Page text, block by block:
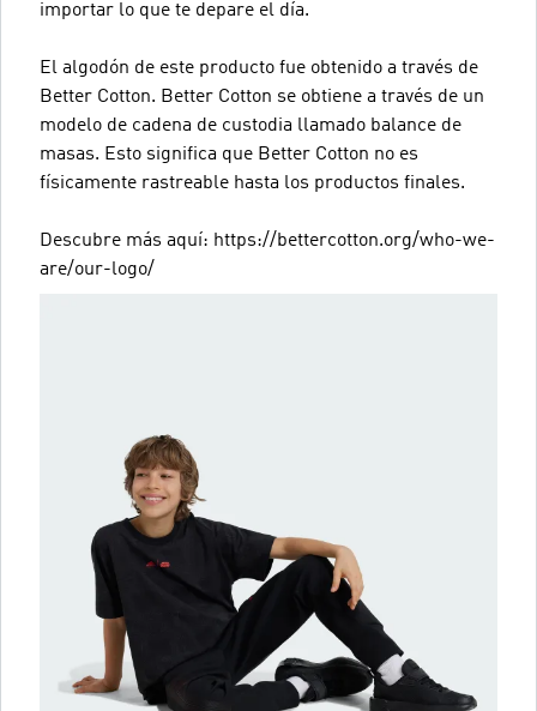
importar lo que te depare el día.
El algodón de este producto fue obtenido a través de
Better Cotton. Better Cotton se obtiene a través de un
modelo de cadena de custodia llamado balance de
masas. Esto significa que Better Cotton no es
físicamente rastreable hasta los productos finales.
Descubre más aquí: https://bettercotton.org/who-we-
are/our-logo/